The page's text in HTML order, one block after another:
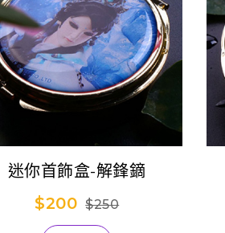
迷你首飾盒-解鋒鏑
$200 $250